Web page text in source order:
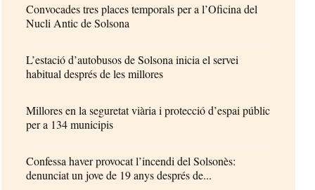
Convocades tres places temporals per a l’Oficina del
Nucli Antic de Solsona
L’estació d’autobusos de Solsona inicia el servei
habitual després de les millores
Millores en la seguretat viària i protecció d’espai públic
per a 134 municipis
Confessa haver provocat l’incendi del Solsonès:
denunciat un jove de 19 anys després de...